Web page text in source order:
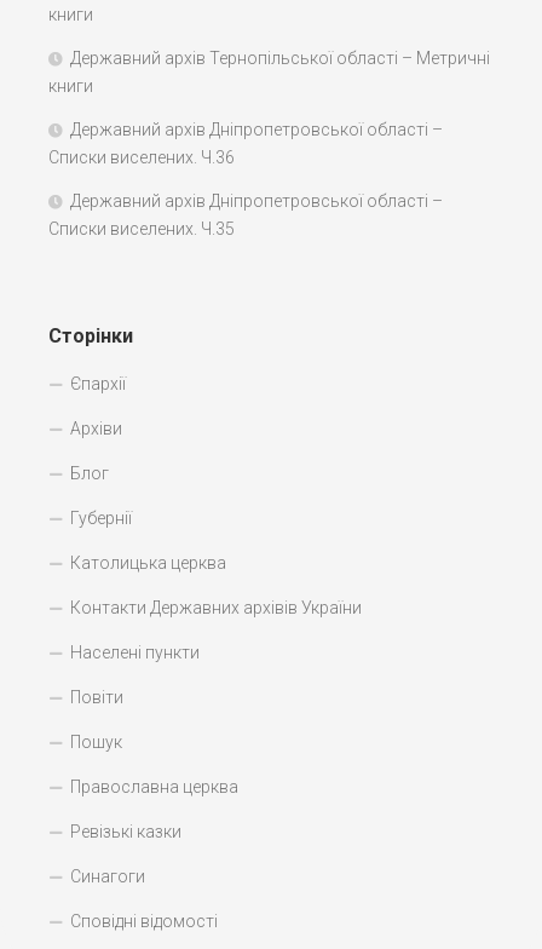
книги
Державний архів Тернопільської області – Метричні
книги
Державний архів Дніпропетровської області –
Списки виселених. Ч.36
Державний архів Дніпропетровської області –
Списки виселених. Ч.35
Сторінки
Єпархії
Архіви
Блог
Губернії
Католицька церква
Контакти Державних архівів України
Населені пункти
Повіти
Пошук
Православна церква
Ревізькі казки
Синагоги
Сповідні відомості